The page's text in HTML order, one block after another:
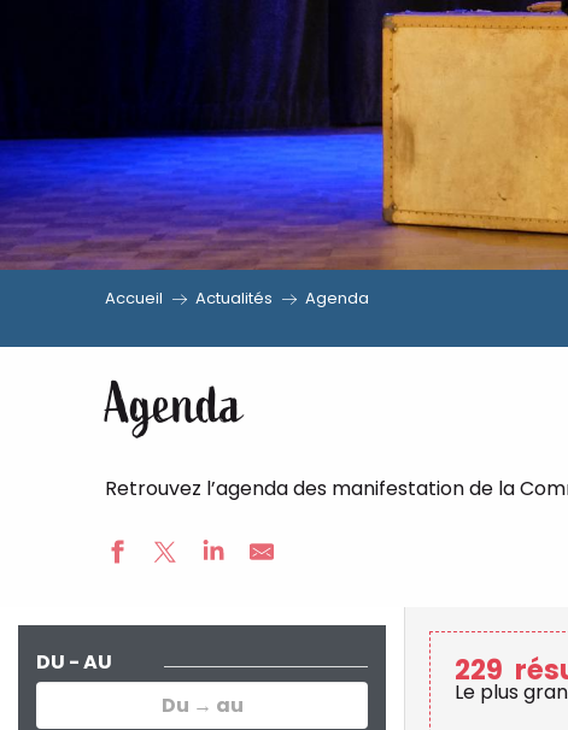
Accueil Actualités Agenda
Agenda
Retrouvez l’agenda des manifestation de la
DU - AU 229
Le plus